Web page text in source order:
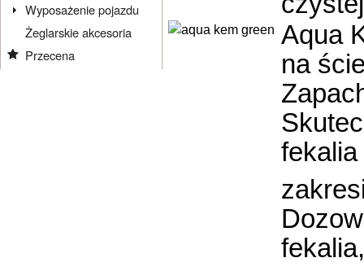
Wyposażenie pojazdu
Żeglarskie akcesoria
Przecena
Aqua
na